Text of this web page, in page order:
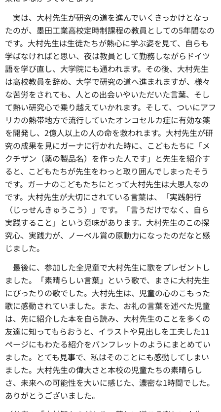
実は、大村先生が研究の道を進んでいくきっかけとなっ
たのが、墨田工業高校定時制課程の教員としての5年間なの
です。大村先生は生徒たちが熱心に学ぶ姿を見て、自らも
学ばなければと思い、夜は教員として勤務しながらドイツ
語を学び直し、大学院にも通われます。その後、大村先生
は高校教員を辞め、大学で研究の道へ進まれますが、様々
な苦労をされても、人との出会いやいただいた言葉、そし
て熱い研究心で乗り越えていかれます。そして、ついにアフ
リカの熱帯地方で流行していたオンコセルカ症に有効な薬
を開発し、2億人以上の人の命を救われます。大村先生が研
究の成果を見にガーナに行かれた時に、こどもたちに「メ
クチザン（薬の製品名）を作った人です」と先生を紹介す
ると、こどもたちが先生をわっと取り囲んでしまったそう
です。ガーナのこどもたちにとって大村先生は大恩人なの
です。大村先生が大切にされている言葉は、「実践躬行
（じっせんきゅうこう）」です。「言うだけでなく、自ら
実践すること」という意味があります。大村先生のこの探
究心、実践力が、ノーベル賞の原動力になったのだなと感
じました。
最後に、参加した全児童で大村先生に歌をプレゼントし
ました。「素晴らしい言葉」という歌で、まさに大村先生
にぴったりの歌でした。大村先生は、児童の心のこもった
歌に感動されていました。また、お礼の言葉を述べた児童
は、先に紹介した本を自ら読み、大村先生のことを多くの
友達に知ってもらおうと、イラストや見出しを工夫した11
ページにもわたる紹介をパンフレットのようにまとめてい
ました。とても見事で、私はそのことにも感動してしまい
ました。大村先生の偉大さと本校の児童たちの素晴らし
さ、未来への可能性を大いに感じた、濃密な1時間でした。
ありがとうございました。